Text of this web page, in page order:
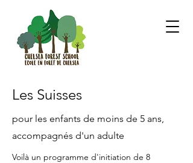
Les Suisses
pour les enfants de moins de 5 ans,
accompagnés d'un adulte
Voilà un programme d'initiation de 8